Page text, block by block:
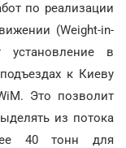
по реализации
(Weight-in-
установление в
к Киеву
Это позволит
из потока
40 тонн для